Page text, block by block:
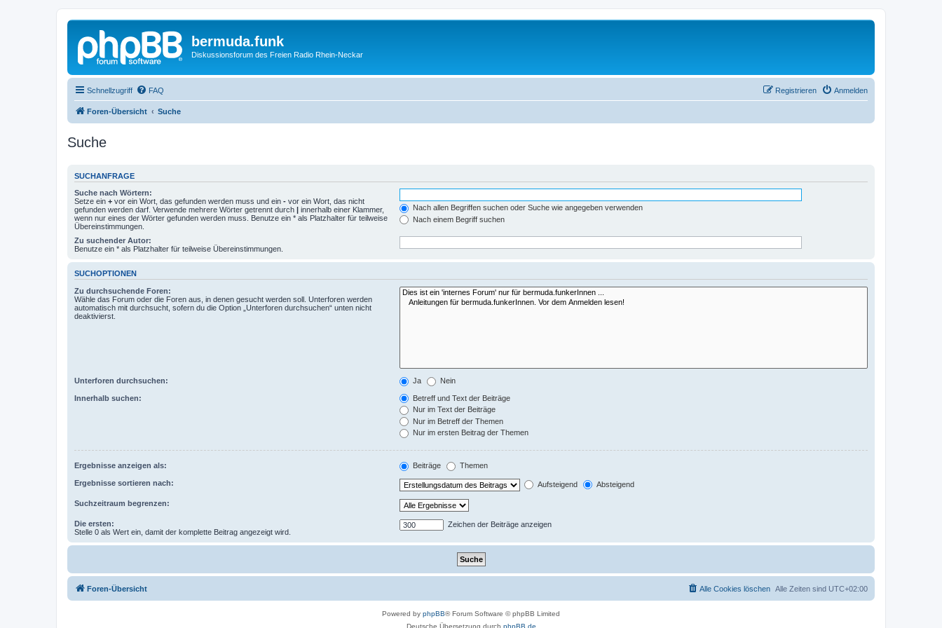
bermuda.funk
Diskussionsforum des Freien Radio Rhein-Neckar
Schnellzugriff FAQ Anmelden
Registrieren
Foren-Übersicht Suche
Suche
SUCHANFRAGE
Suche nach Wörtern:
Setze ein + vor ein Wort, das gefunden werden muss und ein - vor ein Wort, das nicht
gefunden werden darf. Verwende mehrere Wörter getrennt durch | innerhalb einer Klammer,
wenn nur eines der Wörter gefunden werden muss. Benutze ein * als Platzhalter für teilweise
Übereinstimmungen.
Nach allen Begriffen suchen oder Suche wie angegeben verwenden
Nach einem Begriff suchen
Zu suchender Autor:
Benutze ein * als Platzhalter für teilweise Übereinstimmungen.
SUCHOPTIONEN
Zu durchsuchende Foren:
Wähle das Forum oder die Foren aus, in denen gesucht werden soll. Unterforen werden
automatisch mit durchsucht, sofern du die Option „Unterforen durchsuchen“ unten nicht
deaktivierst.
Unterforen durchsuchen: Ja Nein
Innerhalb suchen:
Betreff und Text der Beiträge
Nur im Text der Beiträge
Nur im Betreff der Themen
Nur im ersten Beitrag der Themen
Ergebnisse anzeigen als: Beiträge Themen
Ergebnisse sortieren nach: Aufsteigend Absteigend
Suchzeitraum begrenzen:
Die ersten:
Stelle 0 als Wert ein, damit der komplette Beitrag angezeigt wird.
Zeichen der Beiträge anzeigen
Foren-Übersicht Alle Zeiten sind UTC+02:00
Alle Cookies löschen
Powered by phpBB® Forum Software © phpBB Limited
Deutsche Übersetzung durch phpBB.de